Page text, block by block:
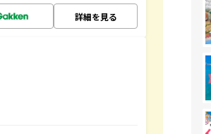
詳細を見る